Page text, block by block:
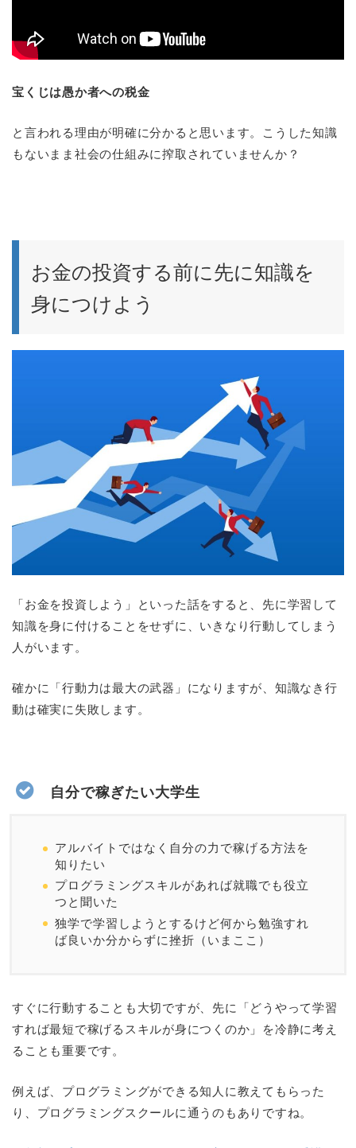
宝くじは愚か者への税金
と言われる理由が明確に分かると思います。こうした知識
もないまま社会の仕組みに搾取されていませんか？
お金の投資する前に先に知識を
身につけよう
「お金を投資しよう」といった話をすると、先に学習して
知識を身に付けることをせずに、いきなり行動してしまう
人がいます。
確かに「行動力は最大の武器」になりますが、知識なき行
動は確実に失敗します。
自分で稼ぎたい大学生
アルバイトではなく自分の力で稼げる方法を
知りたい
プログラミングスキルがあれば就職でも役立
つと聞いた
独学で学習しようとするけど何から勉強すれ
ば良いか分からずに挫折（いまここ）
すぐに行動することも大切ですが、先に「どうやって学習
すれば最短で稼げるスキルが身につくのか」を冷静に考え
ることも重要です。
例えば、プログラミングができる知人に教えてもらった
り、プログラミングスクールに通うのもありですね。